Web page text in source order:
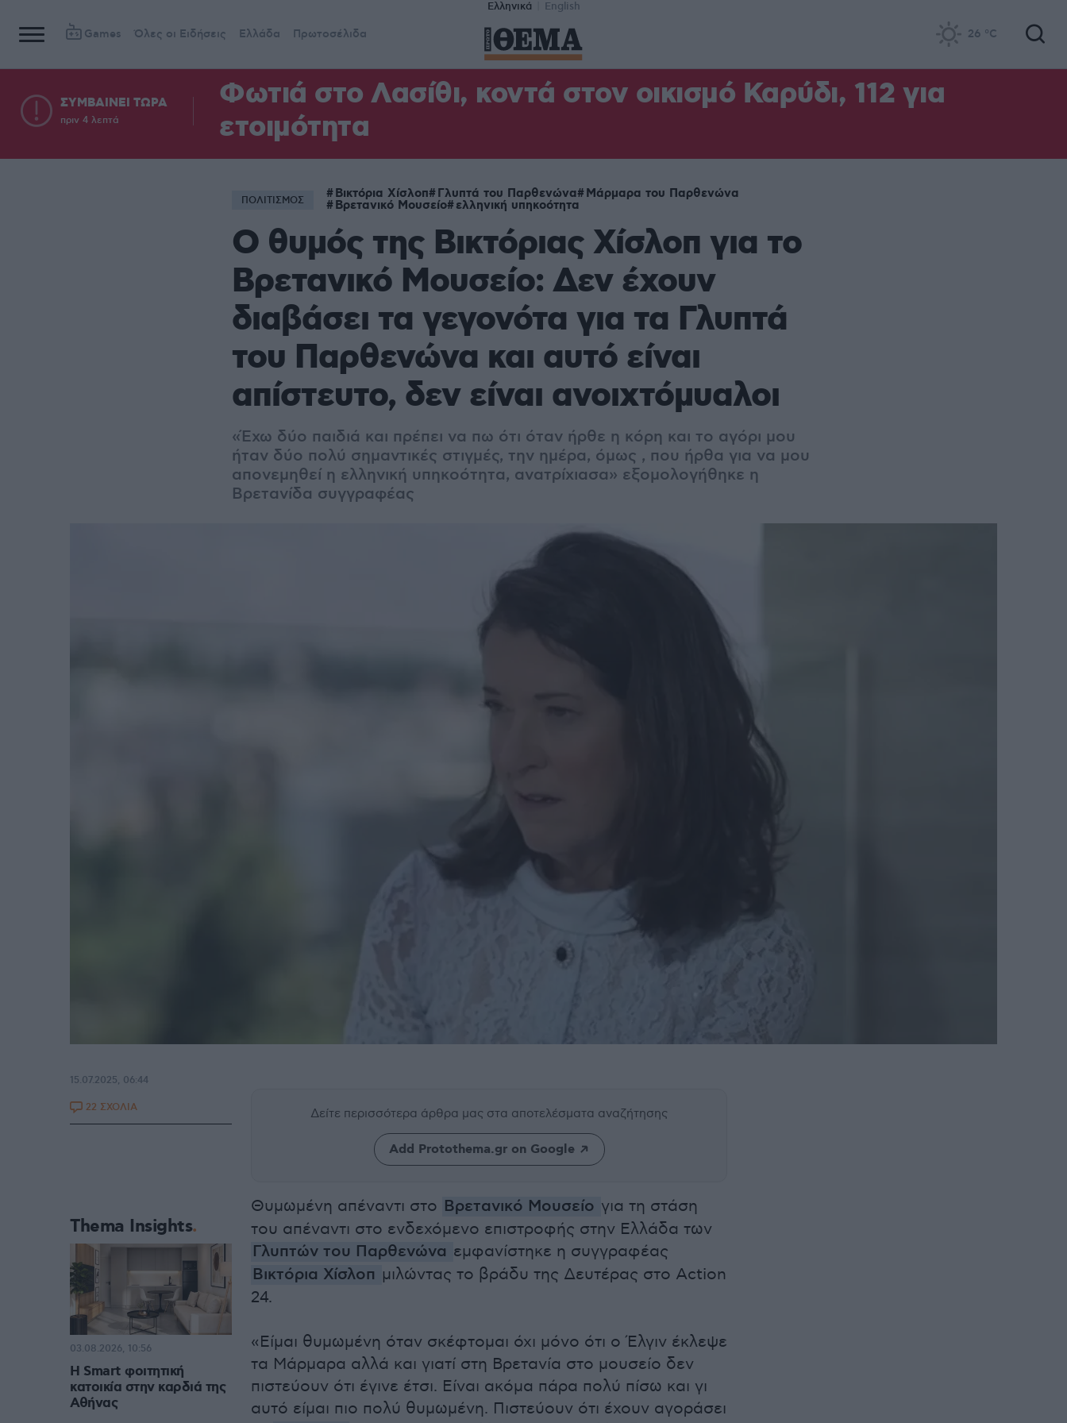
Ελληνικά English
Games Όλες οι Ειδήσεις Ελλάδα Πρωτοσέλιδα 26 °C
ΣΥΜΒΑΙΝΕΙ ΤΩΡΑ
πριν 4 λεπτά
Φωτιά στο Λασίθι, κοντά στον οικισμό Καρύδι, 112 για
ετοιμότητα
ΠΟΛΙΤΙΣΜΟΣ Βικτόρια Χίσλοπ Γλυπτά του Παρθενώνα Μάρμαρα του Παρθενώνα
Βρετανικό Μουσείο ελληνική υπηκοότητα
Ο θυμός της Βικτόριας Χίσλοπ για το
Βρετανικό Μουσείο: Δεν έχουν
διαβάσει τα γεγονότα για τα Γλυπτά
του Παρθενώνα και αυτό είναι
απίστευτο, δεν είναι ανοιχτόμυαλοι
«Έχω δύο παιδιά και πρέπει να πω ότι όταν ήρθε η κόρη και το αγόρι μου
ήταν δύο πολύ σημαντικές στιγμές, την ημέρα, όμως , που ήρθα για να μου
απονεμηθεί η ελληνική υπηκοότητα, ανατρίχιασα» εξομολογήθηκε η
Βρετανίδα συγγραφέας
Δείτε περισσότερα άρθρα μας στα αποτελέσματα αναζήτησης
Add Protothema.gr on Google
Θυμωμένη απέναντι στο Βρετανικό Μουσείο για τη στάση
του απέναντι στο ενδεχόμενο επιστροφής στην Ελλάδα των
Γλυπτών του Παρθενώνα εμφανίστηκε η συγγραφέας
Βικτόρια Χίσλοπ μιλώντας το βράδυ της Δευτέρας στο Action
24.
«Είμαι θυμωμένη όταν σκέφτομαι όχι μόνο ότι ο Έλγιν έκλεψε
τα Μάρμαρα αλλά και γιατί στη Βρετανία στο μουσείο δεν
πιστεύουν ότι έγινε έτσι. Είναι ακόμα πάρα πολύ πίσω και γι
αυτό είμαι πιο πολύ θυμωμένη. Πιστεύουν ότι έχουν αγοράσει
15.07.2025, 06:44
22 ΣΧΟΛΙΑ
Thema Insights
Η Smart φοιτητική
κατοικία στην καρδιά της
Αθήνας
03.08.2026, 10:56